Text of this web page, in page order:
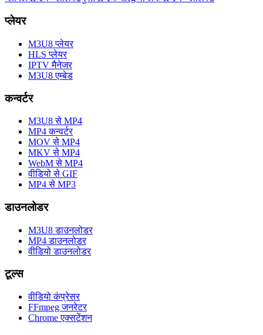
प्लेयर
M3U8 प्लेयर
HLS प्लेयर
IPTV मैनेजर
M3U8 एम्बेड
कन्वर्टर
M3U8 से MP4
MP4 कन्वर्टर
MOV से MP4
MKV से MP4
WebM से MP4
वीडियो से GIF
MP4 से MP3
डाउनलोडर
M3U8 डाउनलोडर
MP4 डाउनलोडर
वीडियो डाउनलोडर
टूल्स
वीडियो कंप्रेसर
FFmpeg जनरेटर
Chrome एक्सटेंशन